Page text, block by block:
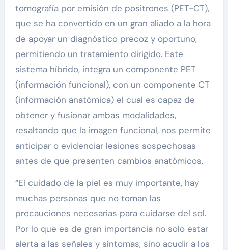
tomografía por emisión de positrones (PET-CT),
que se ha convertido en un gran aliado a la hora
de apoyar un diagnóstico precoz y oportuno,
permitiendo un tratamiento dirigido. Este
sistema híbrido, integra un componente PET
(información funcional), con un componente CT
(información anatómica) el cual es capaz de
obtener y fusionar ambas modalidades,
resaltando que la imagen funcional, nos permite
anticipar o evidenciar lesiones sospechosas
antes de que presenten cambios anatómicos.
“El cuidado de la piel es muy importante, hay
muchas personas que no toman las
precauciones necesarias para cuidarse del sol.
Por lo que es de gran importancia no solo estar
alerta a las señales y síntomas, sino acudir a los